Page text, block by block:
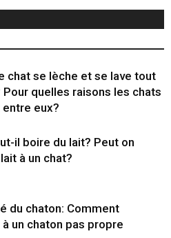
chat se lèche et se lave tout
quelles raisons les chats
eux?
il boire du lait? Peut on
à un chat?
du chaton: Comment
un chaton pas propre